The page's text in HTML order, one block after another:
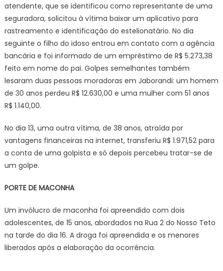
atendente, que se identificou como representante de uma
seguradora, solicitou à vítima baixar um aplicativo para
rastreamento e identificação do estelionatário. No dia
seguinte o filho do idoso entrou em contato com a agência
bancária e foi informado de um empréstimo de R$ 5.273,38
feito em nome do pai. Golpes semelhantes também
lesaram duas pessoas moradoras em Jaborandi: um homem
de 30 anos perdeu R$ 12.630,00 e uma mulher com 51 anos
R$ 1.140,00.
No dia 13, uma outra vítima, de 38 anos, atraída por
vantagens financeiras na internet, transferiu R$ 1.971,52 para
a conta de uma golpista e só depois percebeu tratar-se de
um golpe.
PORTE DE MACONHA
Um invólucro de maconha foi apreendido com dois
adolescentes, de 15 anos, abordados na Rua 2 do Nosso Teto
na tarde do dia 16. A droga foi apreendida e os menores
liberados após a elaboração da ocorrência.